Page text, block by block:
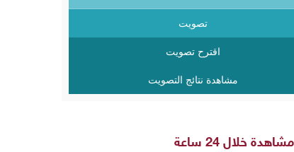
تصويت
اقترح تصويت
مشاهدة نتائج التصويت
خلال 24 ساعة